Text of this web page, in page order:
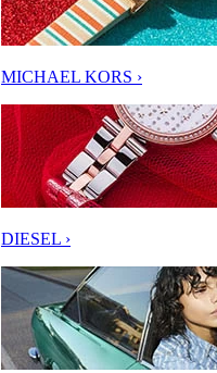
MICHAEL KORS ›
DIESEL ›